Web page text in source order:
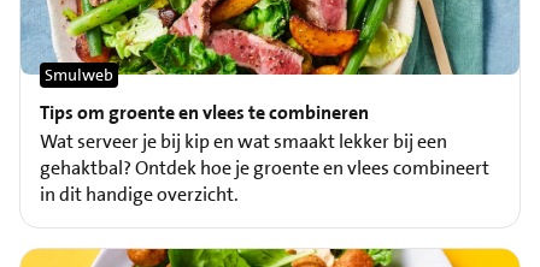
Tips om groente en vlees te combineren
Smulweb
Wat serveer je bij kip en wat smaakt lekker bij een
gehaktbal? Ontdek hoe je groente en vlees combineert
in dit handige overzicht.